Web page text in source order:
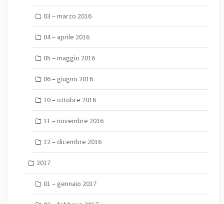
03 – marzo 2016
04 – aprile 2016
05 – maggio 2016
06 – giugno 2016
10 – ottobre 2016
11 – novembre 2016
12 – dicembre 2016
2017
01 – gennaio 2017